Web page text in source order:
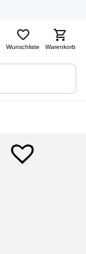
Wunschliste Warenkorb